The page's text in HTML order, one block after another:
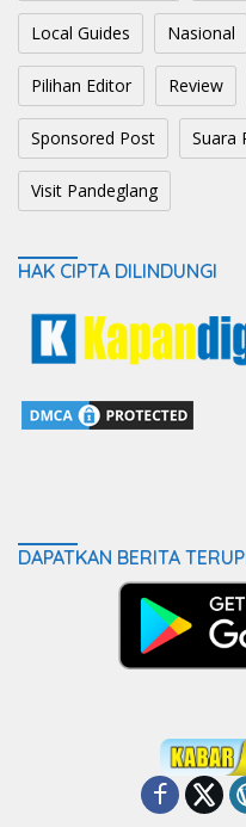
Local Guides Nasional
Pilihan Editor Review
Sponsored Post Suara
Visit Pandeglang
HAK CIPTA DILINDUNGI
DAPATKAN BERITA